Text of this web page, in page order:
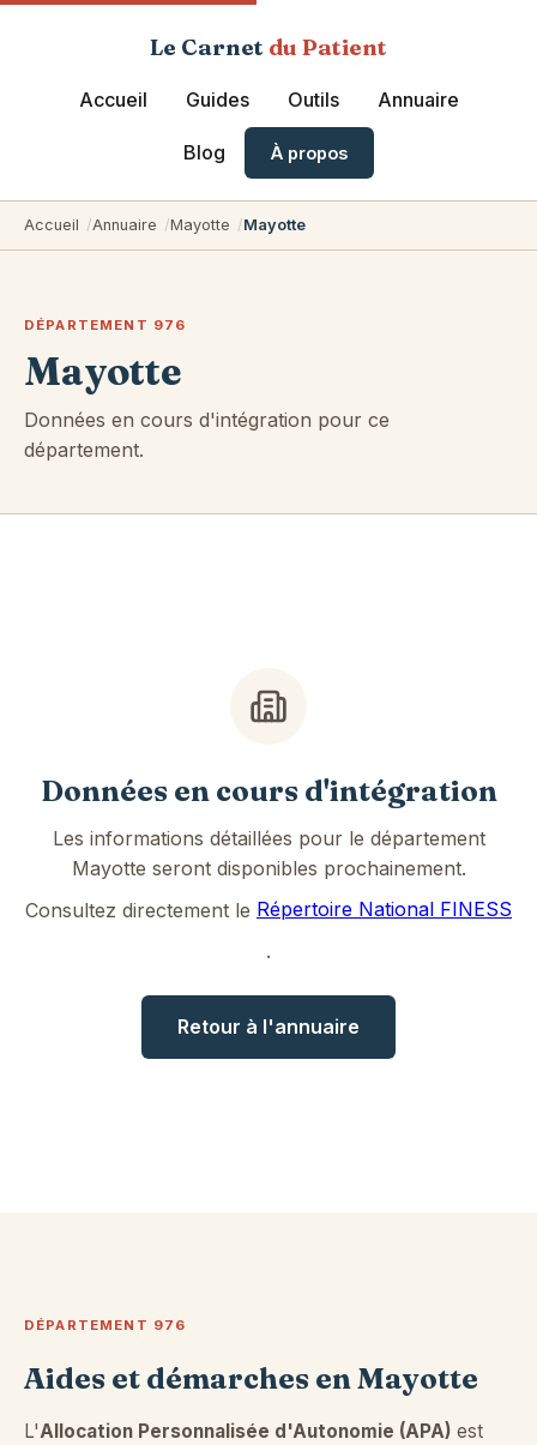
Le Carnet du Patient
Accueil Guides Outils Annuaire
Blog À propos
Accueil Annuaire Mayotte Mayotte
DÉPARTEMENT 976
Mayotte
Données en cours d'intégration pour ce
département.
Données en cours d'intégration
Les informations détaillées pour le département
Mayotte seront disponibles prochainement.
Consultez directement le Répertoire National FINESS
.
Retour à l'annuaire
DÉPARTEMENT 976
Aides et démarches en Mayotte
L'Allocation Personnalisée d'Autonomie (APA) est